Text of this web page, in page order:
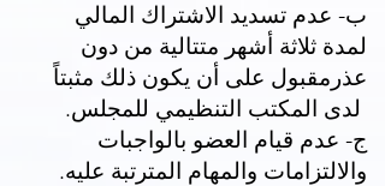
ب- عدم تسديد الاشتراك المالي
لمدة ثلاثة أشهر متتالية من دون
عذرمقبول على أن يكون ذلك مثبتاً
لدى المكتب التنظيمي للمجلس.
ج- عدم قيام العضو بالواجبات
والالتزامات والمهام المترتبة عليه.